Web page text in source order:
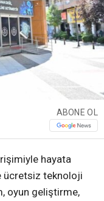
ABONE OL
hayata
ücretsiz teknoloji
oyun geliştirme,